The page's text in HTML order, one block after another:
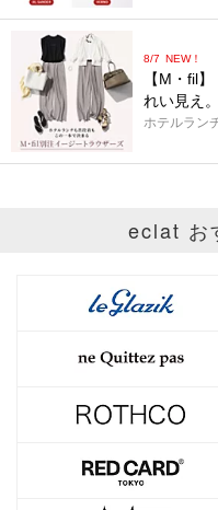
8/7 NEW！
【M・fil
れい見え
ホテルラン
eclat お